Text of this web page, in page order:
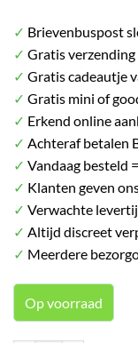
✓ Brievenbuspost
✓ Gratis
✓ Gratis cadeautje
✓ Gratis mini of
✓ Erkend online
✓ Achteraf betalen
✓ Vandaag besteld
✓ Klanten geven
✓ Verwachte
✓ Altijd discreet
✓ Meerdere
Op voorraad